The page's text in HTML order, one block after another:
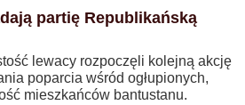
partię Republikańską
lewacy rozpoczęli kolejną akcję
poparcia wśród ogłupionych,
mieszkańców bantustanu.